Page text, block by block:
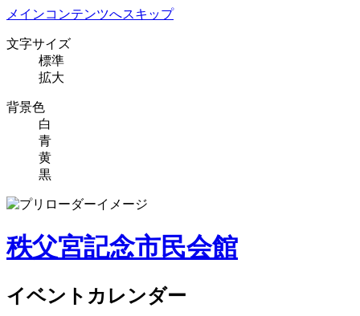
メインコンテンツへスキップ
文字サイズ
標準
拡大
背景色
白
青
黄
黒
秩父宮記念市民会館
イベントカレンダー